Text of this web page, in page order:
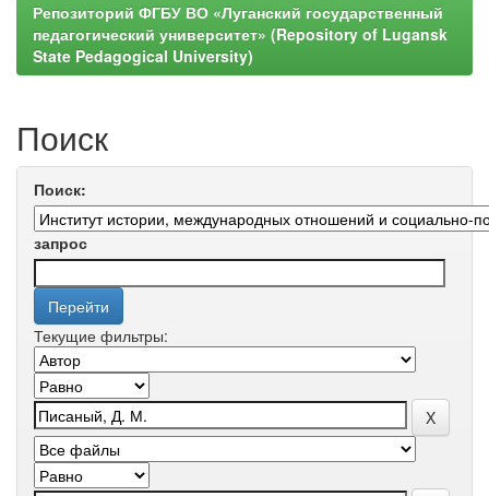
Репозиторий ФГБУ ВО «Луганский государственный
педагогический университет» (Repository of Lugansk
State Pedagogical University)
Поиск
Поиск:
запрос
Текущие фильтры: